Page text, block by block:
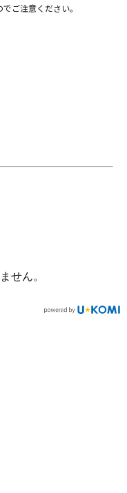
ご注意ください。
せん。